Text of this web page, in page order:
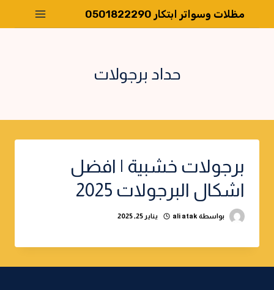
مظلات وسواتر ابتكار 0501822290
حداد برجولات
برجولات خشبية | افضل
اشكال البرجولات 2025
بواسطة ali atak يناير 25, 2025